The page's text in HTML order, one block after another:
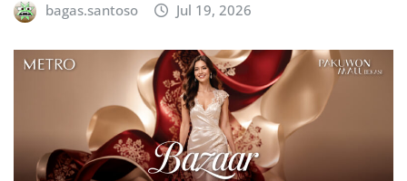
bagas.santoso Jul 19, 2026